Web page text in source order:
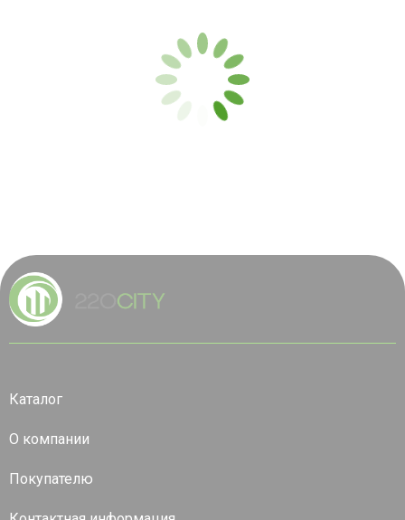
Каталог
О компании
Покупателю